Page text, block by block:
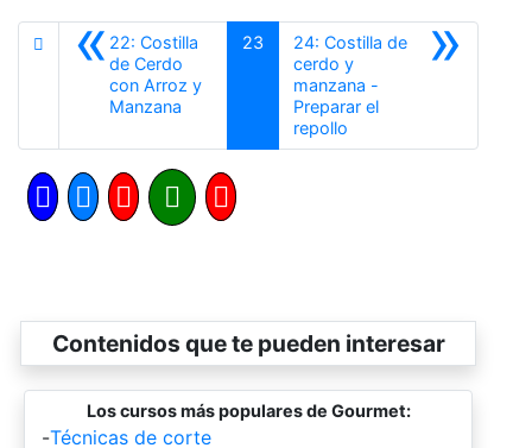
«22: Costilla
de Cerdo
con Arroz y
Manzana
23 »
24: Costilla de
cerdo y
manzana -
Preparar el
repollo
Contenidos que te pueden interesar
Los cursos más populares de Gourmet:
-Técnicas de corte